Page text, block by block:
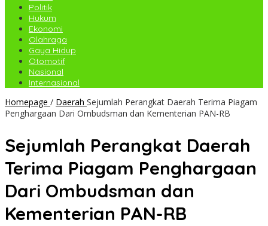
Politik
Hukum
Ekonomi
Olahraga
Gaya Hidup
Otomotif
Nasional
Internasional
Homepage / Daerah Sejumlah Perangkat Daerah Terima Piagam
Penghargaan Dari Ombudsman dan Kementerian PAN-RB
Sejumlah Perangkat Daerah
Terima Piagam Penghargaan
Dari Ombudsman dan
Kementerian PAN-RB